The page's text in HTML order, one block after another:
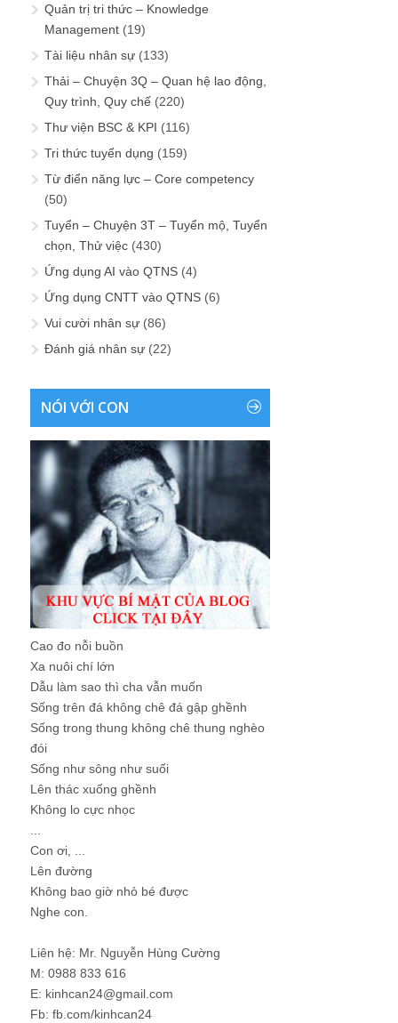
Quản trị tri thức – Knowledge
Management (19)
Tài liệu nhân sự (133)
Thải – Chuyện 3Q – Quan hệ lao động,
Quy trình, Quy chế (220)
Thư viện BSC & KPI (116)
Tri thức tuyển dụng (159)
Từ điển năng lực – Core competency
(50)
Tuyển – Chuyện 3T – Tuyển mộ, Tuyển
chọn, Thử việc (430)
Ứng dụng AI vào QTNS (4)
Ứng dụng CNTT vào QTNS (6)
Vui cười nhân sự (86)
Đánh giá nhân sự (22)
NÓI VỚI CON
Cao đo nỗi buồn
Xa nuôi chí lớn
Dẫu làm sao thì cha vẫn muốn
Sống trên đá không chê đá gập ghềnh
Sống trong thung không chê thung nghèo
đói
Sống như sông như suối
Lên thác xuống ghềnh
Không lo cực nhọc
Con ơi, ...
Lên đường
Không bao giờ nhỏ bé được
Nghe con.
Liên hệ: Mr. Nguyễn Hùng Cường
M: 0988 833 616
E: kinhcan24@gmail.com
Fb: fb.com/kinhcan24